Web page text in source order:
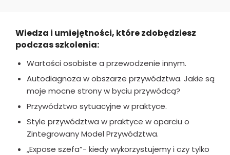
Wiedza i umiejętności, które zdobędziesz
podczas szkolenia:
Wartości osobiste a przewodzenie innym.
Autodiagnoza w obszarze przywództwa. Jakie są
moje mocne strony w byciu przywódcą?
Przywództwo sytuacyjne w praktyce.
Style przywództwa w praktyce w oparciu o
Zintegrowany Model Przywództwa.
„Expose szefa”- kiedy wykorzystujemy i czy tylko